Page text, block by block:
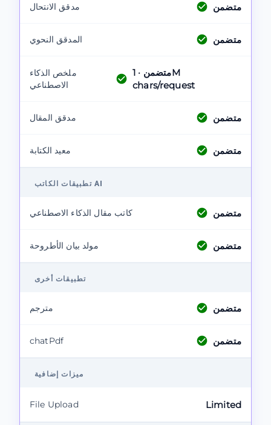
مدقق الانتحال متضمن
المدقق النحوي متضمن
ملخص الذكاء
الاصطناعي
متضمن
· 1M
chars/request
مدقق المقال متضمن
معيد الكتابة متضمن
تطبيقات الكاتب AI
كاتب مقال الذكاء الاصطناعي متضمن
مولد بيان الأطروحة متضمن
تطبيقات أخرى
مترجم متضمن
chatPdf متضمن
ميزات إضافية
File Upload Limited